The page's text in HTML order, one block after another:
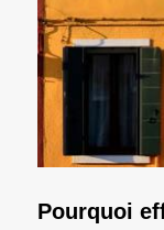
Pourquoi